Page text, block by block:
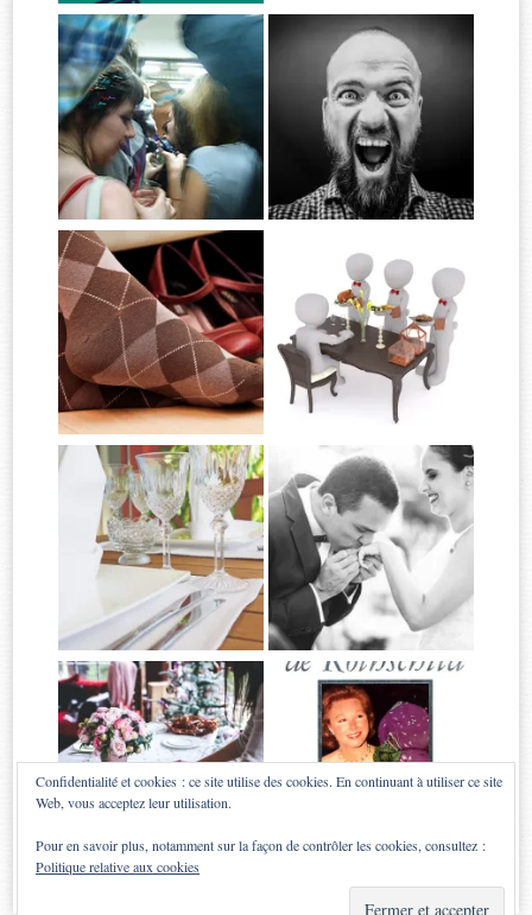
Confidentialité et cookies : ce site utilise des cookies. En continuant à utiliser ce site
Web, vous acceptez leur utilisation.
Pour en savoir plus, notamment sur la façon de contrôler les cookies, consultez :
Politique relative aux cookies